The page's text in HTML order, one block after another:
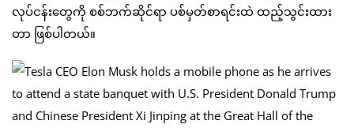
လုပ်ငန်းတွေကို စစ်ဘက်ဆိုင်ရာ ပစ်မှတ်စာရင်းထဲ ထည့်သွင်းထား
တာ ဖြစ်ပါတယ်။